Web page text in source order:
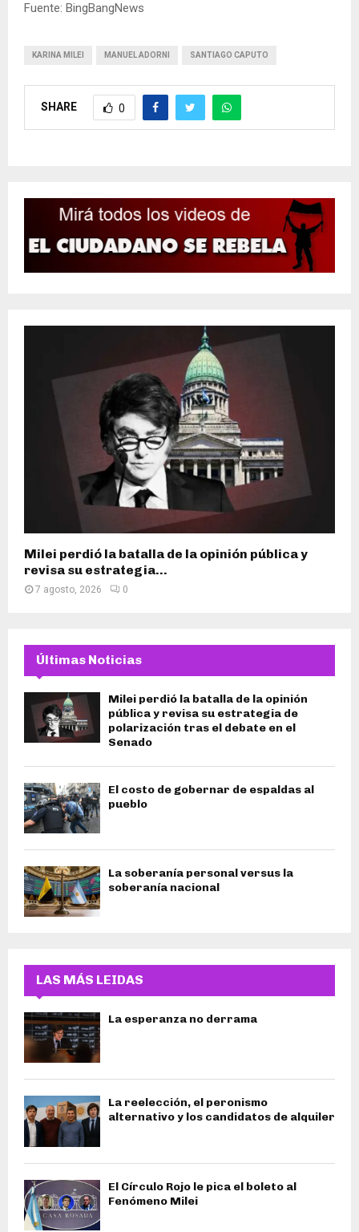
Fuente: BingBangNews
KARINA MILEI MANUEL ADORNI SANTIAGO CAPUTO
SHARE 0
Milei perdió la batalla de la opinión pública y
revisa su estrategia...
7 agosto, 2026 0
Últimas Noticias
Milei perdió la batalla de la opinión
pública y revisa su estrategia de
polarización tras el debate en el
Senado
El costo de gobernar de espaldas al
pueblo
La soberanía personal versus la
soberanía nacional
LAS MÁS LEIDAS
La esperanza no derrama
La reelección, el peronismo
alternativo y los candidatos de alquiler
El Círculo Rojo le pica el boleto al
Fenómeno Milei